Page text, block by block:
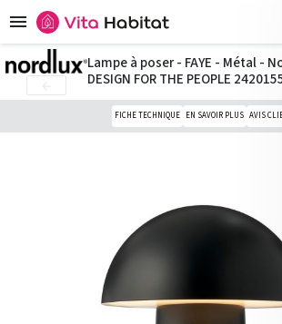

Lampe à poser - FAYE - Métal -
DESIGN FOR THE PEOPLE
FICHE TECHNIQUE EN SAVOIR PLUS AVIS